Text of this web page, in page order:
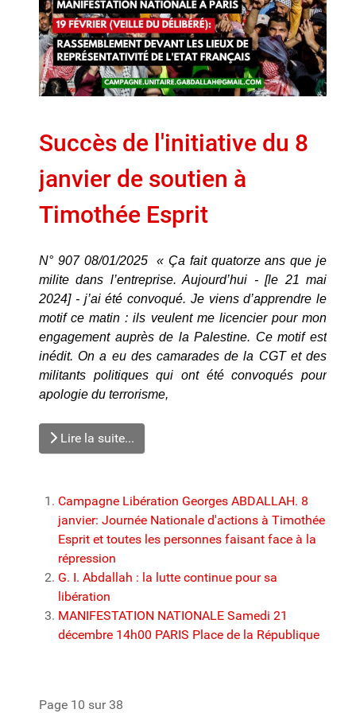
Succès de l'initiative du 8
janvier de soutien à
Timothée Esprit
N° 907 08/01/2025 « Ça fait quatorze ans que je
milite dans l’entreprise. Aujourd’hui - [le 21 mai
2024] - j’ai été convoqué. Je viens d’apprendre le
motif ce matin : ils veulent me licencier pour mon
engagement auprès de la Palestine. Ce motif est
inédit. On a eu des camarades de la CGT et des
militants politiques qui ont été convoqués pour
apologie du terrorisme,
Lire la suite...
Campagne Libération Georges ABDALLAH. 8
janvier: Journée Nationale d'actions à Timothée
Esprit et toutes les personnes faisant face à la
répression
G. I. Abdallah : la lutte continue pour sa
libération
MANIFESTATION NATIONALE Samedi 21
décembre 14h00 PARIS Place de la République
Page 10 sur 38